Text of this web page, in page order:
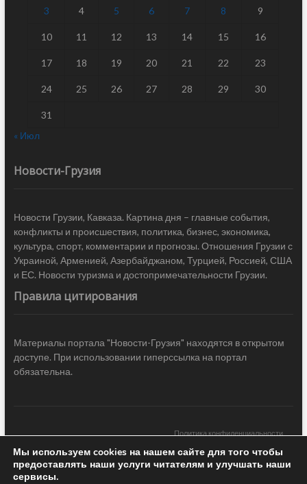
3 4 5 6 7 8 9
10 11 12 13 14 15 16
17 18 19 20 21 22 23
24 25 26 27 28 29 30
31
« Июл
Новости-Грузия
Новости Грузии, Кавказа. Картина дня – главные события,
конфликты и происшествия, политика, бизнес, экономика,
культура, спорт, комментарии и прогнозы. Отношения Грузии с
Украиной, Арменией, Азербайджаном, Турцией, Россией, США
и ЕС. Новости туризма и достопримечательности Грузии.
Правила цитирования
Материалы портала "Новости-Грузия" находятся в открытом
доступе. При использовании гиперссылка на портал
обязательна.
Политика конфиденциальности
Новости Грузии| Black Sea Press LTD © 2020 All Rights Reserved /
Design & development —
Мы используем cookies на нашем сайте для того чтобы
предоставлять наши услуги читателям и улучшать наши
сервисы.